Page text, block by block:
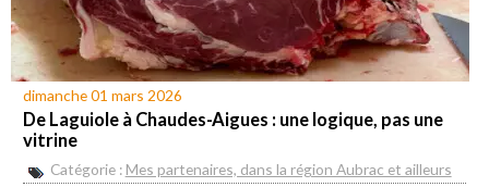
dimanche 01 mars 2026
De Laguiole à Chaudes-Aigues : une logique, pas une
vitrine
Catégorie : Mes partenaires, dans la région Aubrac et ailleurs